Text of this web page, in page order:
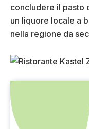
concludere il pasto
un liquore locale a
nella regione da